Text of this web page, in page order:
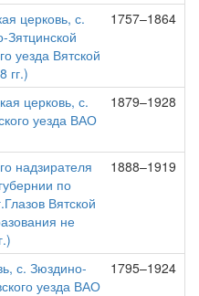
церковь, с.
уезда Вятской
гг.)
1757–1864
церковь, с.
уезда ВАО
1879–1928
надзирателя
по
Вятской
не
1888–1919
с. Зюздино-
уезда ВАО
1795–1924